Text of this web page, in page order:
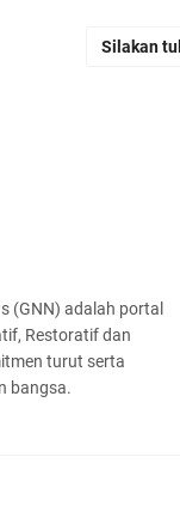
Silakan
(GNN) adalah portal
Restoratif dan
turut serta
bangsa.